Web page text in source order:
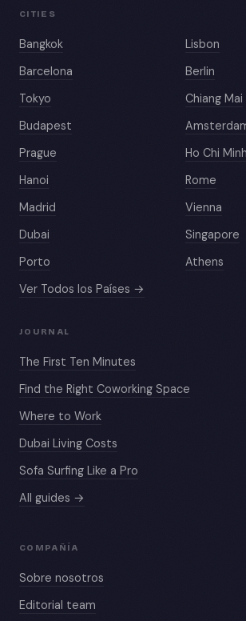
CITIES
Bangkok
Lisbon
Barcelona
Berlin
Tokyo
Chiang Mai
Budapest
Prague
Ho Chi
Hanoi
Rome
Madrid
Vienna
Dubai
Singapore
Porto
Athens
Ver Todos los Países →
JOURNAL
The First Ten Minutes
Find the Right Coworking Space
Where to Work
Dubai Living Costs
Sofa Surfing Like a Pro
All guides →
COMPAÑÍA
Sobre nosotros
Editorial team